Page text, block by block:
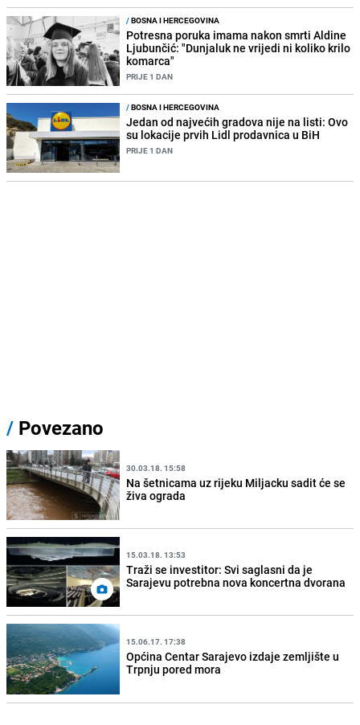
/BOSNA I HERCEGOVINA
Potresna poruka imama nakon smrti Aldine
Ljubunčić: "Dunjaluk ne vrijedi ni koliko krilo
komarca"
PRIJE 1 DAN
/BOSNA I HERCEGOVINA
Jedan od najvećih gradova nije na listi: Ovo
su lokacije prvih Lidl prodavnica u BiH
PRIJE 1 DAN
/ Povezano
30.03.18. 15:58
Na šetnicama uz rijeku Miljacku sadit će se
živa ograda
15.03.18. 13:53
Traži se investitor: Svi saglasni da je
Sarajevu potrebna nova koncertna dvorana
15.06.17. 17:38
Općina Centar Sarajevo izdaje zemljište u
Trpnju pored mora